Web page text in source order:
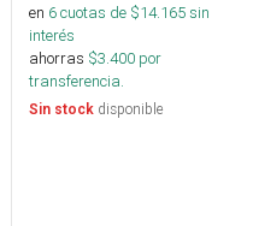
en 6cuotas de $14.165sin
interés
ahorras $3.400 por
transferencia.
Sin stock disponible